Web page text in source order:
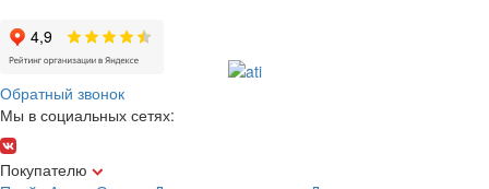
Обратный звонок
Мы в социальных сетях:
Покупателю